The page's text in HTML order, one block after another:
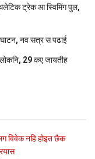
ट्रेक आ स्विमिंग पुल,
नव सत्र स पढाई
29 कए जायतीह
विवेक नहि होइत छैक